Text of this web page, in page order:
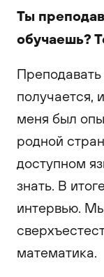
Ты
обучаешь?
получается,
меня был
родной
доступном
знать. В
интервью.
математика.